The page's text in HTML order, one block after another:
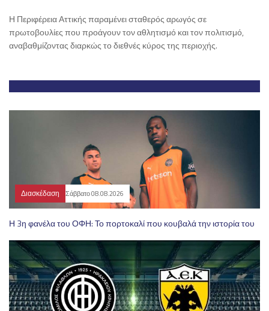
Η Περιφέρεια Αττικής παραμένει σταθερός αρωγός σε
πρωτοβουλίες που προάγουν τον αθλητισμό και τον πολιτισμό,
αναβαθμίζοντας διαρκώς το διεθνές κύρος της περιοχής.
Διασκέδαση Σάββατο 08.08.2026
Η 3η φανέλα του ΟΦΗ: Το πορτοκαλί που κουβαλά την ιστορία του